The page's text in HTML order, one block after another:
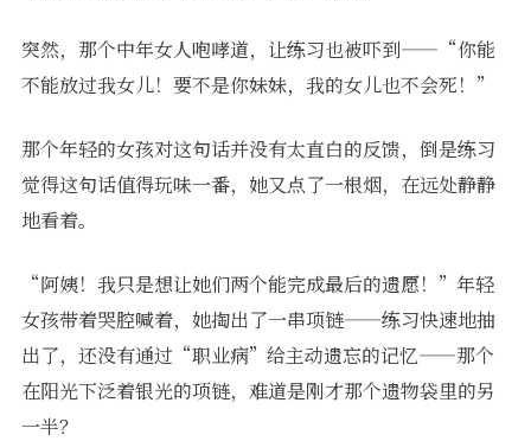
突然，那个中年女人咆哮道，让练习也被吓到——“你能
不能放过我女儿！要不是你妹妹，我的女儿也不会死！”
那个年轻的女孩对这句话并没有太直白的反馈，倒是练习
觉得这句话值得玩味一番，她又点了一根烟，在远处静静
地看着。
“阿姨！我只是想让她们两个能完成最后的遗愿！”年轻
女孩带着哭腔喊着，她掏出了一串项链——练习快速地抽
出了，还没有通过“职业病”给主动遗忘的记忆——那个
在阳光下泛着银光的项链，难道是刚才那个遗物袋里的另
一半？